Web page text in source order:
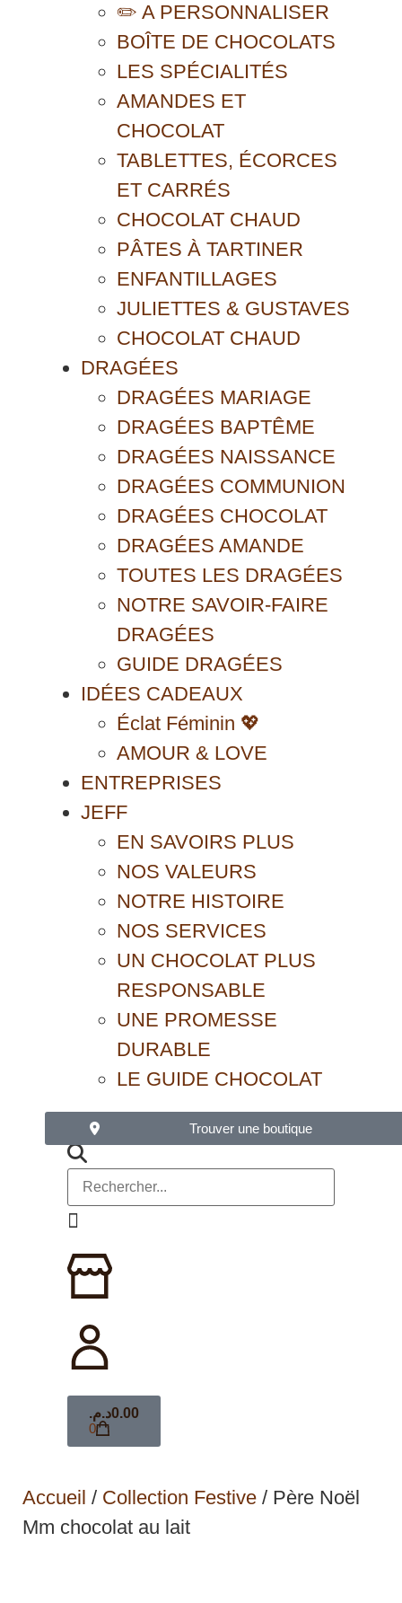
✏️ A PERSONNALISER
BOÎTE DE CHOCOLATS
LES SPÉCIALITÉS
AMANDES ET
CHOCOLAT
TABLETTES, ÉCORCES
ET CARRÉS
CHOCOLAT CHAUD
PÂTES À TARTINER
ENFANTILLAGES
JULIETTES & GUSTAVES
CHOCOLAT CHAUD
DRAGÉES
DRAGÉES MARIAGE
DRAGÉES BAPTÊME
DRAGÉES NAISSANCE
DRAGÉES COMMUNION
DRAGÉES CHOCOLAT
DRAGÉES AMANDE
TOUTES LES DRAGÉES
NOTRE SAVOIR-FAIRE
DRAGÉES
GUIDE DRAGÉES
IDÉES CADEAUX
Éclat Féminin 💖
AMOUR & LOVE
ENTREPRISES
JEFF
EN SAVOIRS PLUS
NOS VALEURS
NOTRE HISTOIRE
NOS SERVICES
UN CHOCOLAT PLUS
RESPONSABLE
UNE PROMESSE
DURABLE
LE GUIDE CHOCOLAT
Trouver une boutique
0.00د.م.
0
Accueil / Collection Festive / Père Noël
Mm chocolat au lait